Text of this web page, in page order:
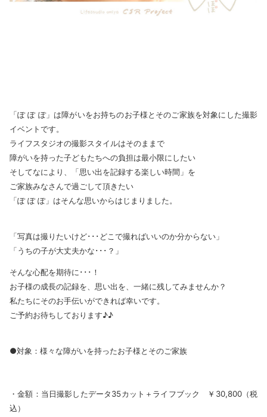
「ぽ ぽ ぽ」は障がいをお持ちのお子様とそのご家族を対象にした撮影
イベントです。
ライフスタジオの撮影スタイルはそのままで
障がいを持った子どもたちへの負担は最小限にしたい
そしてなにより、「思い出を記録する楽しい時間」を
ご家族みなさんで過ごして頂きたい
「ぽ ぽ ぽ」はそんな思いからはじまりました。
「写真は撮りたいけど･･･どこで撮ればいいのか分からない」
「うちの子が大丈夫かな･･･？」
そんな心配を期待に･･･！
お子様の成長の記録を、思い出を、一緒に残してみませんか？
私たちにそのお手伝いができれば幸いです。
ご予約お待ちしております♪♪
●対象：様々な障がいを持ったお子様とそのご家族
・金額：当日撮影したデータ35カット＋ライフブック ￥30,800（税
込）